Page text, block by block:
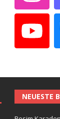
NEUESTE